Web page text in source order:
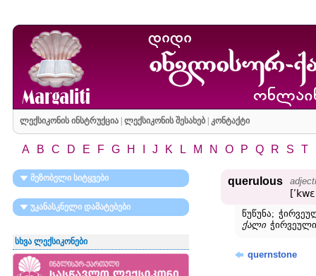
ლექსიკონის ინსტრუქცია| ლექსიკონის შესახებ| კონტაქტი
A B C D E F G H J K L M N O P Q R S T
მეზობელი სიტყვები
უკანასკნელი დამატებები
სხვა ლექსიკონები
querulous
წუწუნა;
ქალი
quernstone